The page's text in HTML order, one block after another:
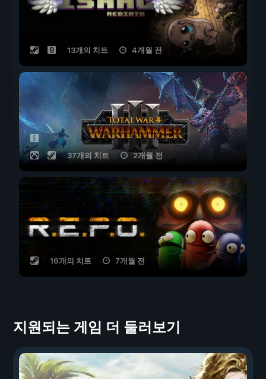
13개의 치트 4개월 전
37개의 치트 2개월 전
16개의 치트 7개월 전
지원되는 게임 더 둘러보기